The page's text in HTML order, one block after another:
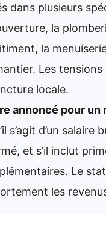
dans plusieurs
la
la
Les
locale.
annoncé pour un
s’agit d’un salaire
et s’il inclut
Le
les